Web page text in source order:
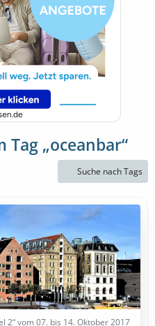
„oceanbar“
Suche nach Tags
2“ vom 07. bis 14. Oktober 2017